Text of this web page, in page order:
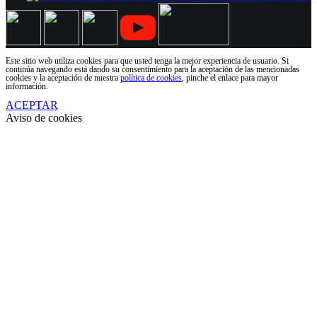
Este sitio web utiliza cookies para que usted tenga la mejor experiencia de usuario. Si
continúa navegando está dando su consentimiento para la aceptación de las mencionadas
cookies y la aceptación de nuestra política de cookies , pinche el enlace para mayor
información.
ACEPTAR
Aviso de cookies